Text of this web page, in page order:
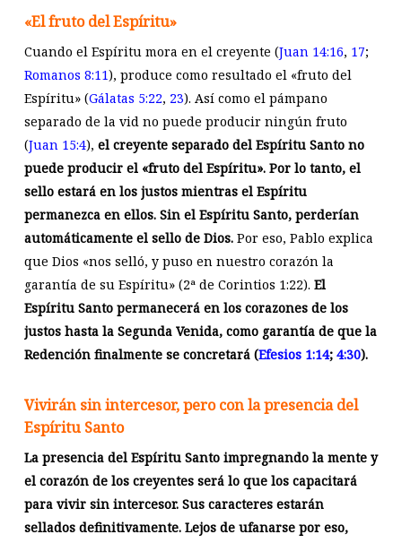
«El fruto del Espíritu»
Cuando el Espíritu mora en el creyente (Juan 14:16, 17;
Romanos 8:11), produce como resultado el «fruto del
Espíritu» (Gálatas 5:22, 23). Así como el pámpano
separado de la vid no puede producir ningún fruto
(Juan 15:4), el creyente separado del Espíritu Santo no
puede producir el «fruto del Espíritu». Por lo tanto, el
sello estará en los justos mientras el Espíritu
permanezca en ellos. Sin el Espíritu Santo, perderían
automáticamente el sello de Dios.Por eso, Pablo explica
que Dios «nos selló, y puso en nuestro corazón la
garantía de su Espíritu» (2ª de Corintios 1:22). El
Espíritu Santo permanecerá en los corazones de los
justos hasta la Segunda Venida, como garantía de que la
Redención finalmente se concretará (Efesios 1:14; 4:30).
Vivirán sin intercesor, pero con la presencia del
Espíritu Santo
La presencia del Espíritu Santo impregnando la mente y
el corazón de los creyentes será lo que los capacitará
para vivir sin intercesor. Sus caracteres estarán
sellados definitivamente. Lejos de ufanarse por eso,